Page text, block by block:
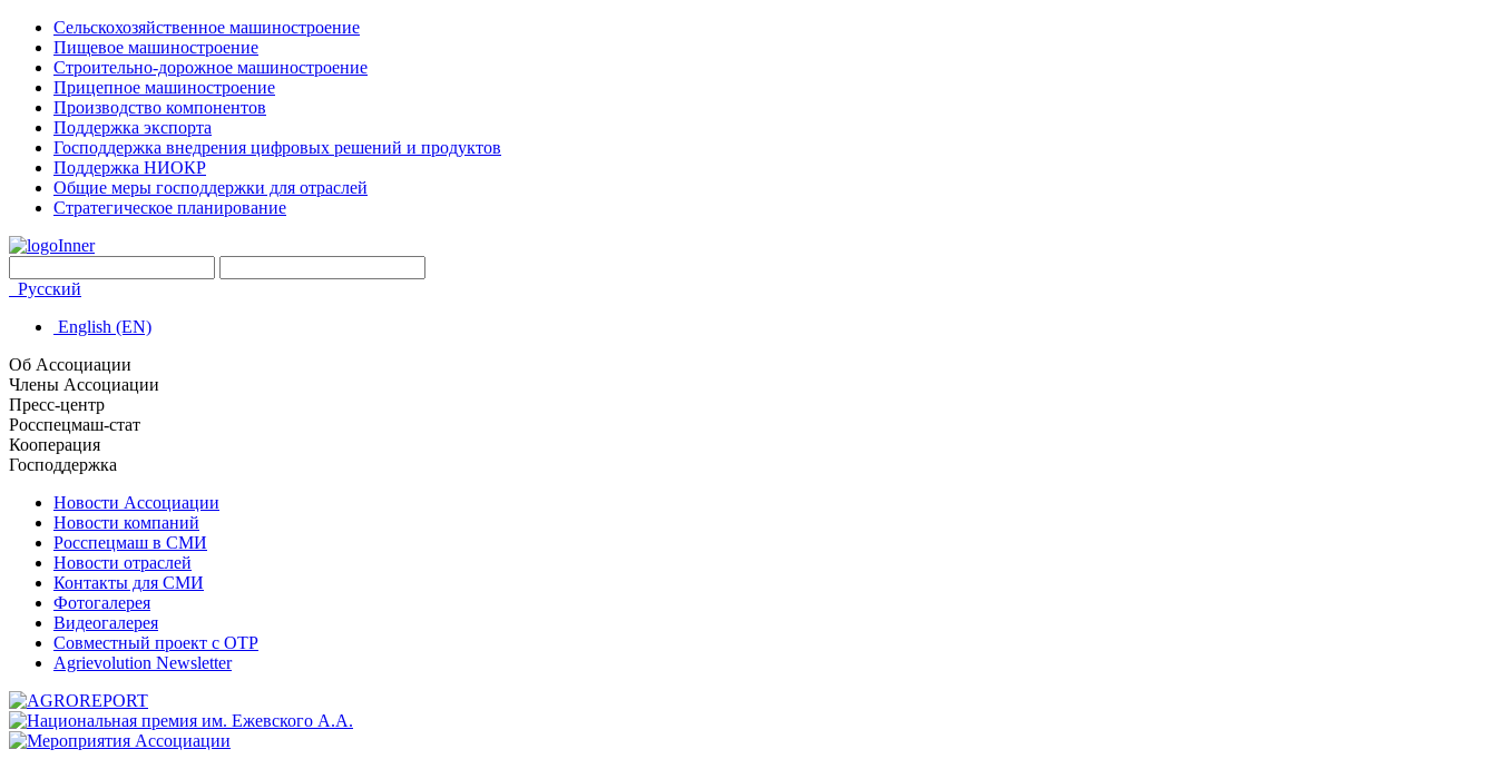
Сельскохозяйственное машиностроение
Пищевое машиностроение
Строительно-дорожное машиностроение
Прицепное машиностроение
Производство компонентов
Поддержка экспорта
Господдержка внедрения цифровых решений и продуктов
Поддержка НИОКР
Общие меры господдержки для отраслей
Стратегическое планирование
Русский
English (EN)
Об Ассоциации
Члены Ассоциации
Пресс-центр
Росспецмаш-стат
Кооперация
Господдержка
Новости Ассоциации
Новости компаний
Росспецмаш в СМИ
Новости отраслей
Контакты для СМИ
Фотогалерея
Видеогалерея
Совместный проект с ОТР
Agrievolution Newsletter